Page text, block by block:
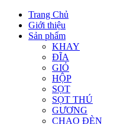
Trang Chủ
Giới thiệu
Sản phẩm
KHAY
ĐĨA
GIỎ
HỘP
SỌT
SỌT THÚ
GƯƠNG
CHAO ĐÈN